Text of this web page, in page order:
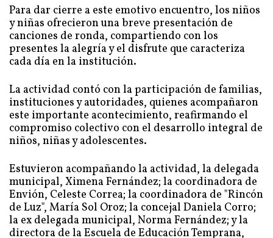
Para dar cierre a este emotivo encuentro, los niños
y niñas ofrecieron una breve presentación de
canciones de ronda, compartiendo con los
presentes la alegría y el disfrute que caracteriza
cada día en la institución.
La actividad contó con la participación de familias,
instituciones y autoridades, quienes acompañaron
este importante acontecimiento, reafirmando el
compromiso colectivo con el desarrollo integral de
niños, niñas y adolescentes.
Estuvieron acompañando la actividad, la delegada
municipal, Ximena Fernández; la coordinadora de
Envión, Celeste Correa; la coordinadora de "Rincón
de Luz", María Sol Oroz; la concejal Daniela Corro;
la ex delegada municipal, Norma Fernández; y la
directora de la Escuela de Educación Temprana,